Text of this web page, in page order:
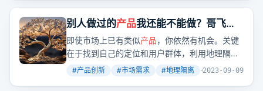
功能和基于关键词生成更多相关内容的技巧。
别人做过的产品我还能不能做？哥飞告
诉你，还能做
即使市场上已有类似产品，你依然有机会。关键
在于找到自己的定位和用户群体，利用地理隔离
和网络关系网的差异，打造独特的产品。
#产品创新 #市场需求 #地理隔离 +2
2023-09-09